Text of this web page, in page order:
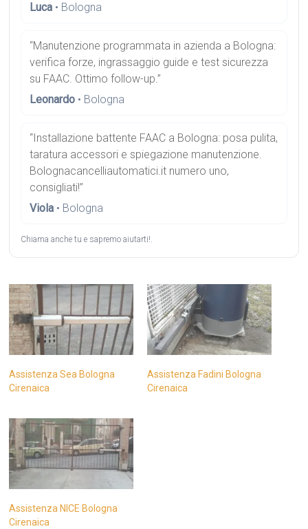
Luca • Bologna
“Manutenzione programmata in azienda a Bologna:
verifica forze, ingrassaggio guide e test sicurezza
su FAAC. Ottimo follow-up.”
Leonardo • Bologna
“Installazione battente FAAC a Bologna: posa pulita,
taratura accessori e spiegazione manutenzione.
Bolognacancelliautomatici.it numero uno,
consigliati!”
Viola • Bologna
Chiama anche tu e sapremo aiutarti!.
Assistenza Sea Bologna
Cirenaica
Assistenza Fadini Bologna
Cirenaica
Assistenza NICE Bologna
Cirenaica